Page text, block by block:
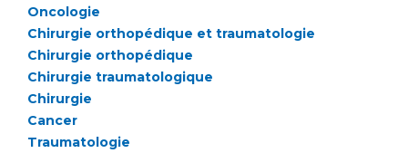
Activité physique
Cancer
Adresser un examen au Laboratoire de Biologie
Médicale
Radiologie / Imagerie
Cancérologie
Les pôles d'activité médicale
Anatomie et Cytologie Pathologiques
Oncologie
Chirurgie orthopédique et traumatologie
Chirurgie orthopédique
Chirurgie traumatologique
Chirurgie
Cancer
Traumatologie